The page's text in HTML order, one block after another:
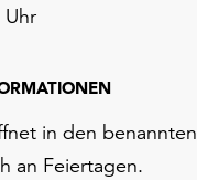
Uhr
in den benannten
an Feiertagen.